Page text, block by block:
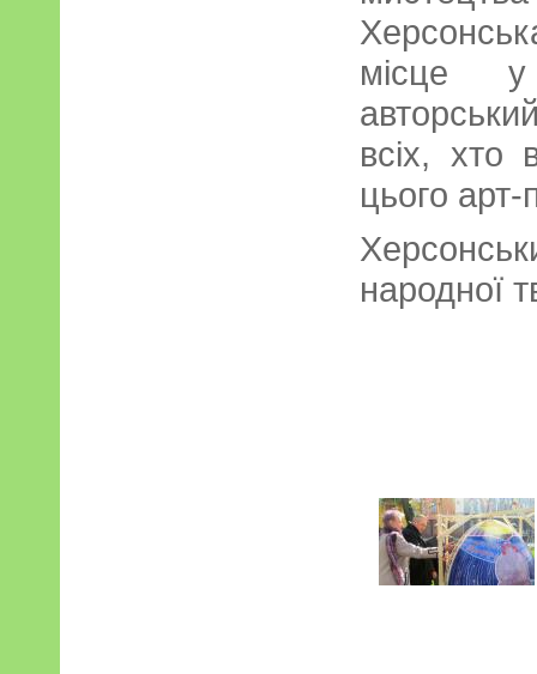
місце у
всіх, хто
цього
народної